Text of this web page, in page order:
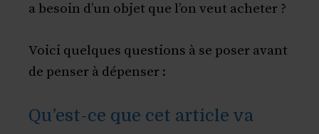
a besoin d’un objet que l’on veut acheter ?
Voici quelques questions à se poser avant
de penser à dépenser :
Qu’est-ce que cet article va